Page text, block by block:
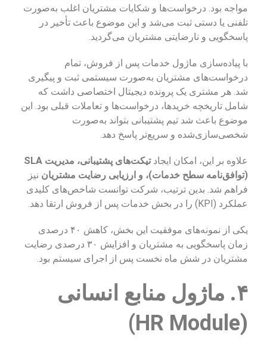
مواجه بود. درخواست‌ها و شکایات مشتریان اغلب به‌صورت
تلفنی یا دستی ثبت می‌شد و این موضوع باعث تأخیر در
پاسخگویی و نارضایتی مشتریان می‌گردید.
با پیاده‌سازی ماژول خدمات پس از فروش، تمام
درخواست‌های مشتریان به‌صورت سیستمی ثبت و پیگیری
شد. هر مشتری یک پرونده دیجیتال اختصاصی داشت که
شامل تاریخچه خریدها، درخواست‌ها و تعاملات قبلی بود. این
موضوع باعث شد تیم پشتیبانی بتواند به‌صورت
شخصی‌سازی‌شده و سریع‌تر پاسخ دهد.
علاوه بر این، امکان ایجاد
تیکت‌های پشتیبانی، مدیریت SLA
(توافق‌نامه سطح خدمات)، و ارزیابی رضایت مشتریان نیز
فراهم شد. بدین ترتیب، شرکت توانست شاخص‌های کلیدی
عملکرد (KPI) را در بخش خدمات پس از فروش ارتقا دهد.
یکی از نمونه‌های موفقیت این بخش، کاهش ۴۰ درصدی
زمان پاسخگویی به مشتریان و افزایش ۳۰ درصدی رضایت
مشتریان در شش ماه نخست پس از اجرای سیستم بود.
۴. ماژول منابع انسانی
(HR Module)